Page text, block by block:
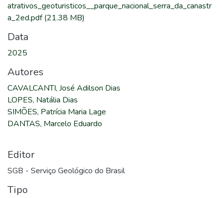
atrativos_geoturisticos__parque_nacional_serra_da_canastr
a_2ed.pdf(21.38 MB)
Data
2025
Autores
CAVALCANTI, José Adilson Dias
LOPES, Natália Dias
SIMÕES, Patrícia Maria Lage
DANTAS, Marcelo Eduardo
Editor
SGB - Serviço Geológico do Brasil
Tipo